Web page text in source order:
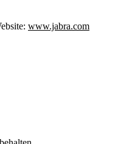
www.jabra.com